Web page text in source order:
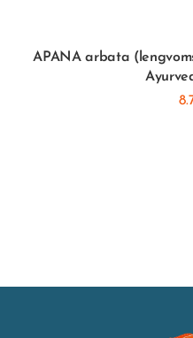
APANA arbata